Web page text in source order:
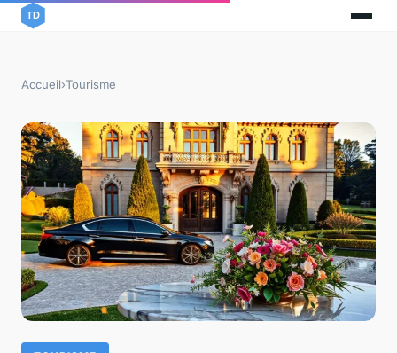
Accueil›Tourisme